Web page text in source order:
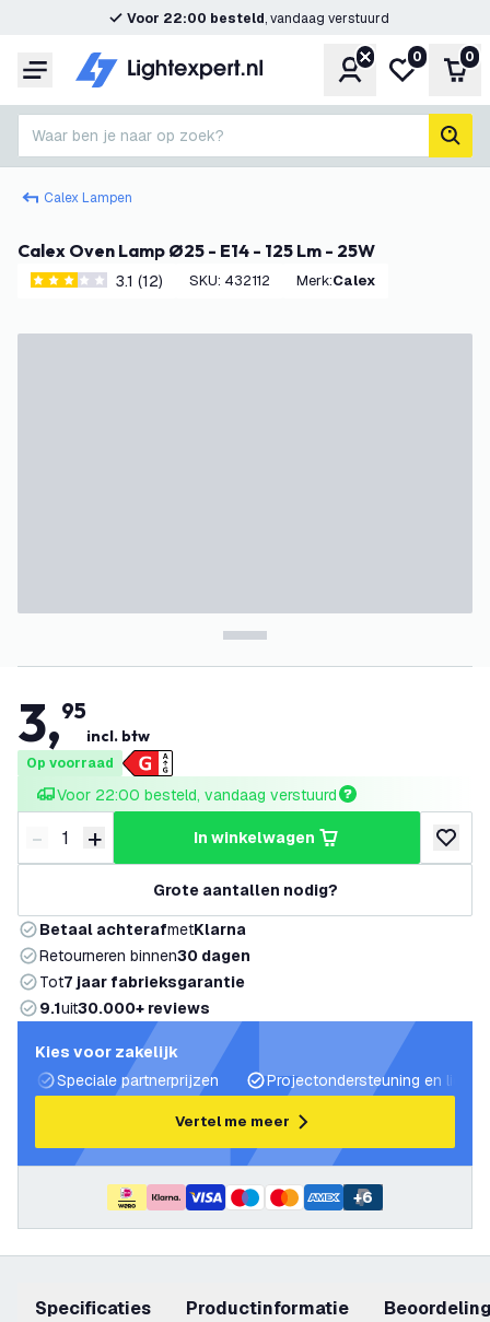
Voor 22:00 besteld, vandaag verstuurd
Menu Account
Mijn
0 0
Waar ben je naar op zoek?
Calex Lampen
Calex Oven Lamp Ø25 - E14 - 125 Lm - 25W
3.1 score sterren
3.1 (12) SKU: 432112 Merk: Calex
3,95
incl. btw
Op voorraad
Voor 22:00 besteld, vandaag verstuurd
Verminder hoeveelheid
- Verhoog hoeveelheid
+ in winkelwagen
Grote aantallen nodig?
Betaal achterafmetKlarna
Retourneren binnen30 dagen
Tot7 jaar fabrieksgarantie
9.1uit30.000+ reviews
Kies voor zakelijk
Speciale partnerprijzen
Projectondersteuning en
Vertel me meer
+6
Specificaties productinformatie